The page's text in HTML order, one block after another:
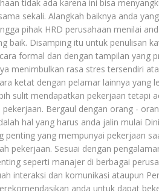
tidak ada karena ini bisa
sekali. Alangkah baiknya anda
pihak HRD perusahaan menilai
baik. Disamping itu untuk penulisan
formal dan dengan tampilan yang
menimbulkan rasa stres tersendiri
ketat dengan pelamar lainnya yang
sulit mendapatkan pekerjaan tetapi
Bergaul dengan orang -
hal yang harus anda jalin mulai
penting yang mempunyai pekerjaan
pekerjaan. Sesuai dengan
seperti manajer di berbagai
interaksi dan komunikasi ataupun
anda untuk dapat